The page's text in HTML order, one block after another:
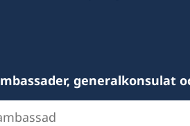
generalkonsulat